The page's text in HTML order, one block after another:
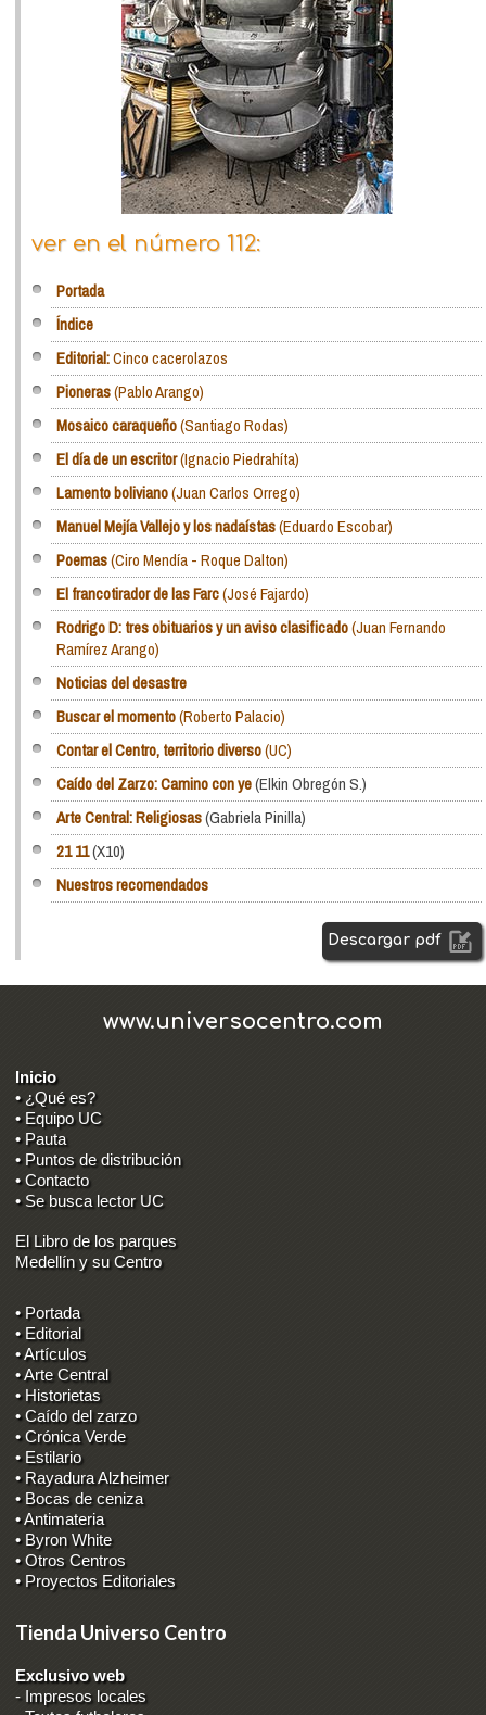
ver en el número 112:
Portada
Índice
Editorial:Cinco cacerolazos
Pioneras(Pablo Arango)
Mosaico caraqueño(Santiago Rodas)
El día de un escritor(Ignacio Piedrahíta)
Lamento boliviano(Juan Carlos Orrego)
Manuel Mejía Vallejo y los nadaístas(Eduardo Escobar)
Poemas(Ciro Mendía - Roque Dalton)
El francotirador de las Farc(José Fajardo)
Rodrigo D: tres obituarios y un aviso clasificado(Juan Fernando
Ramírez Arango)
Noticias del desastre
Buscar el momento(Roberto Palacio)
Contar el Centro, territorio diverso(UC)
Caído del Zarzo: Camino con ye(Elkin Obregón S.)
Arte Central: Religiosas(Gabriela Pinilla)
21 11(X10)
Nuestros recomendados
Descargar pdf
www.universocentro.com
Inicio
• ¿Qué es?
• Equipo UC
• Pauta
• Puntos de distribución
• Contacto
• Se busca lector UC
El Libro de los parques
Medellín y su Centro
• Portada
• Editorial
• Artículos
• Arte Central
• Historietas
• Caído del zarzo
• Crónica Verde
• Estilario
• Rayadura Alzheimer
• Bocas de ceniza
• Antimateria
• Byron White
• Otros Centros
• Proyectos Editoriales
Tienda Universo Centro
Exclusivo web
- Impresos locales